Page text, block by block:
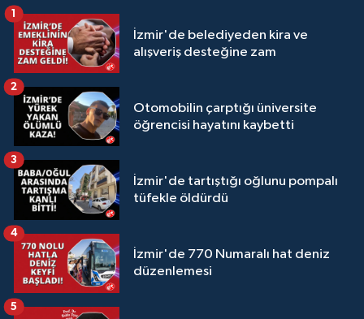
İzmir'de belediyeden kira ve
alışveriş desteğine zam
1
Otomobilin çarptığı üniversite
öğrencisi hayatını kaybetti
2
İzmir'de tartıştığı oğlunu pompalı
tüfekle öldürdü
3
İzmir'de 770 Numaralı hat deniz
düzenlemesi
4
5